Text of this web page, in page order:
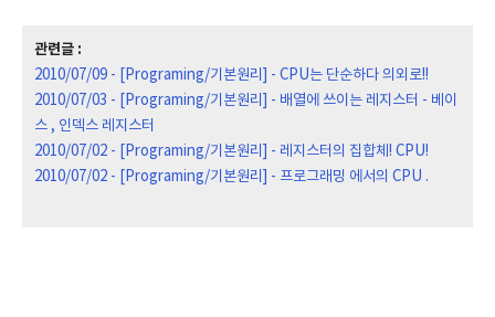
관련글 :
2010/07/09 - [Programing/기본원리] - CPU는 단순하다 의외로!!
2010/07/03 - [Programing/기본원리] - 배열에 쓰이는 레지스터 - 베이
스 , 인덱스 레지스터
2010/07/02 - [Programing/기본원리] - 레지스터의 집합체! CPU!
2010/07/02 - [Programing/기본원리] - 프로그래밍 에서의 CPU .